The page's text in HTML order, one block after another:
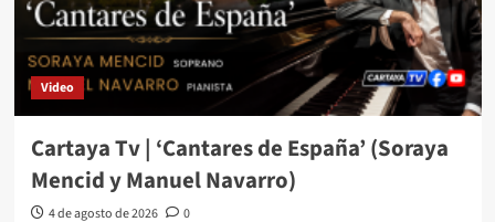
Video
Cartaya Tv | ‘Cantares de España’ (Soraya
Mencid y Manuel Navarro)
4 de agosto de 2026 0